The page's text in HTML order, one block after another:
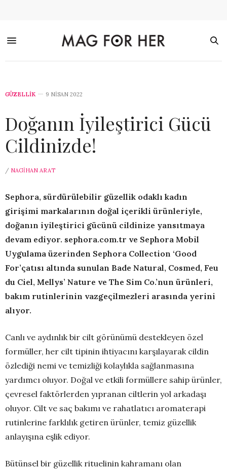
GÜZELLİK 9 NISAN 2022
Doğanın İyileştirici Gücü
Cildinizde!
/ NAGIHAN ARAT
Sephora, sürdürülebilir güzellik odaklı kadın
girişimi markalarının doğal içerikli ürünleriyle,
doğanın iyileştirici gücünü cildinize yansıtmaya
devam ediyor. sephora.com.tr ve Sephora Mobil
Uygulama üzerinden Sephora Collection ‘Good
For’çatısı altında sunulan Bade Natural, Cosmed, Feu
du Ciel, Mellys’ Nature ve The Sim Co.’nun ürünleri,
bakım rutinlerinin vazgeçilmezleri arasında yerini
alıyor.
Canlı ve aydınlık bir cilt görünümü destekleyen özel
formüller, her cilt tipinin ihtiyacını karşılayarak cildin
özlediği nemi ve temizliği kolaylıkla sağlanmasına
yardımcı oluyor. Doğal ve etkili formüllere sahip ürünler,
çevresel faktörlerden yıpranan ciltlerin yol arkadaşı
oluyor. Cilt ve saç bakımı ve rahatlatıcı aromaterapi
rutinlerine farklılık getiren ürünler, temiz güzellik
anlayışına eşlik ediyor.
Bütünsel bir güzellik rituelinin kahramanı olan